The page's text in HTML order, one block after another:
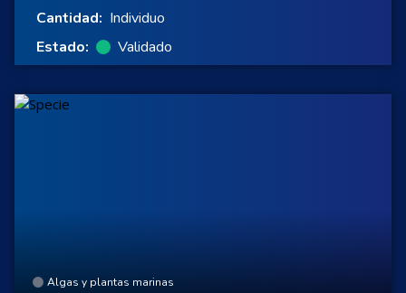
Cantidad: Individuo
Estado:
Validado
Algas y plantas marinas